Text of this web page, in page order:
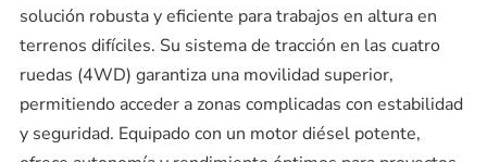
solución robusta y eficiente para trabajos en altura en
terrenos difíciles. Su sistema de tracción en las cuatro
ruedas (4WD) garantiza una movilidad superior,
permitiendo acceder a zonas complicadas con estabilidad
y seguridad. Equipado con un motor diésel potente,